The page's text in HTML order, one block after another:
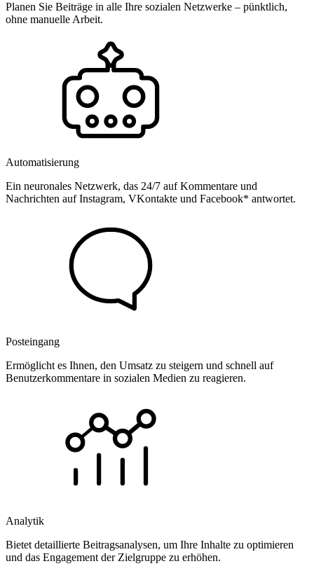
Planen Sie Beiträge in alle Ihre sozialen Netzwerke – pünktlich,
ohne manuelle Arbeit.
Automatisierung
Ein neuronales Netzwerk, das 24/7 auf Kommentare und
Nachrichten auf Instagram, VKontakte und Facebook* antwortet.
Posteingang
Ermöglicht es Ihnen, den Umsatz zu steigern und schnell auf
Benutzerkommentare in sozialen Medien zu reagieren.
Analytik
Bietet detaillierte Beitragsanalysen, um Ihre Inhalte zu optimieren
und das Engagement der Zielgruppe zu erhöhen.